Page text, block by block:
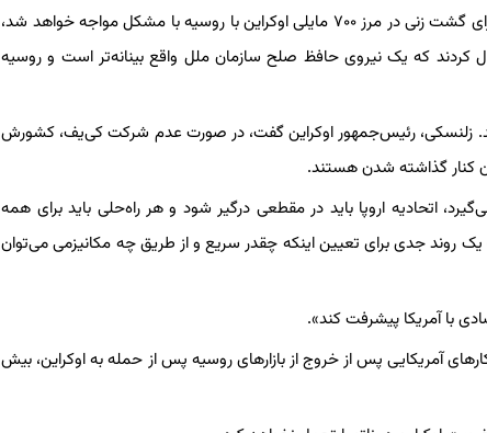
نگرانی‌ها در مورد اینکه اروپا به تنهایی برای ایجاد نیروی زمینی به اندازه کافی برای گشت زنی در مرز ۷۰۰ مایلی اوکراین با روسیه با مشکل مواجه خواهد شد،
کردند که یک نیروی حافظ صلح سازمان ملل واقع بینانه‌تر است و روسیه
زلنسکی، رئیس‌جمهور اوکراین گفت، در صورت عدم شرکت کی‌یف، کشورش
کنار گذاشته شدن هستند.
اتحادیه اروپا باید در مقطعی درگیر شود و هر راه‌حلی باید برای همه
جدی برای تعیین اینکه چقدر سریع و از طریق چه مکانیزمی می‌توان
با آمریکا پیشرفت کند».
آمریکایی پس از خروج از بازارهای روسیه پس از حمله به اوکراین، بیش